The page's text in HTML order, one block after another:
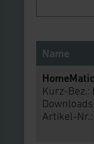
Name
Kurz-Bez.:
Artikel-